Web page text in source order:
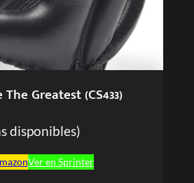
The Greatest(CS433)
disponibles)
Ver en Sprinter